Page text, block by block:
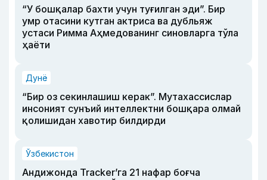
“У бошқалар бахти учун туғилган эди”. Бир
умр отасини кутган актриса ва дубльяж
устаси Римма Аҳмедованинг синовларга тўла
ҳаёти
Дунё
“Бир оз секинлашиш керак”. Мутахассислар
инсоният сунъий интеллектни бошқара олмай
қолишидан хавотир билдирди
Ўзбекистон
Андижонда Tracker’га 21 нафар боғча